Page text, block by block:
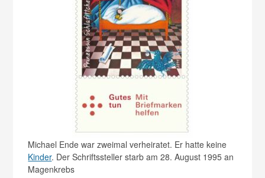
Michael Ende war zweimal verheiratet. Er hatte keine
Kinder. Der Schriftssteller starb am 28. August 1995 an
Magenkrebs